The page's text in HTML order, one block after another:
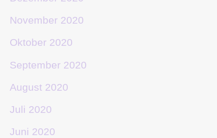
November 2020
Oktober 2020
September 2020
August 2020
Juli 2020
Juni 2020